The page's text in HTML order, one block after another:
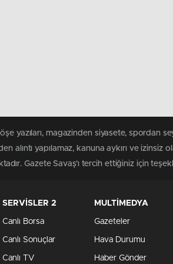
yazıları, magazinden siyasete, spordan
alıntı yapılamaz, kanuna aykırı ve izinsiz
Gazete Savaş'ı tercih ettiğiniz için
SERVİSLER 2
Canlı Borsa
Canlı Sonuçlar
Canlı TV
MULTİMEDYA
Gazeteler
Hava Durumu
Haber Gönder